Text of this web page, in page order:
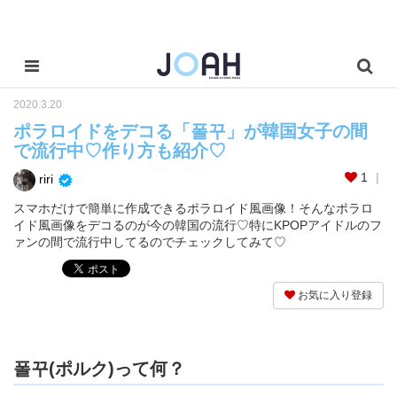
2020.3.20
ポラロイドをデコる「폴꾸」が韓国女子の間
で流行中♡作り方も紹介♡
riri 1
スマホだけで簡単に作成できるポラロイド風画像！そんなポラロ
イド風画像をデコるのが今の韓国の流行♡特にKPOPアイドルのフ
ァンの間で流行中してるのでチェックしてみて♡
お気に入り登録
폴꾸(ポルク)って何？